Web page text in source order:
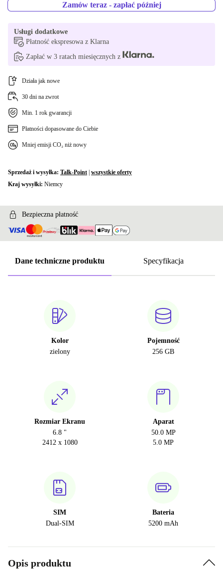
Zamów teraz - zapłać później
Usługi dodatkowe
Płatność ekspresowa z Klarna
Zapłać w 3 ratach miesięcznych z
Działa jak nowe
30 dni na zwrot
Min. 1 rok gwarancji
Płatności dopasowane do Ciebie
Mniej emisji CO₂ niż nowy
Sprzedaż i wysyłka: Talk-Point wszystkie oferty
Kraj wysyłki: Niemcy
Bezpieczna płatność
Dane techniczne produktu Specyfikacja
Kolor
zielony
Pojemność
256 GB
Rozmiar Ekranu
6.8 "
2412 x 1080
Aparat
50.0 MP
5.0 MP
SIM
Dual-SIM
Bateria
5200 mAh
Opis produktu